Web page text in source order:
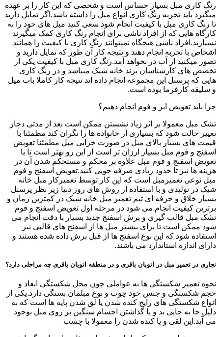
رنگ کاری مبل بسیار حساس است و شخصی که این کار را بر عهده
میگیرد باید تجربه رنگ کاری انواع مبل را داشته باشد.اگر تمایل دارید
تا رنگ کاری مبل با کیفیت انجام شود سعی کنید مبل های خود را به
کارگاه هایی که از افراد ناشی برای انجام رنگ کاری کمک میگیرند
نسپارید.افراد ناشی هیچگاه نمیتوانند رنگ کاری با کیفیت را همانند
اشخاص با تجربه انجام دهند و نتیجه کار آن طور که تمایل دارید و
تصور میکنید از آب در نخواهد آمد.رنگ کاری مبل با کیفیت یکی از
تخصص های کارشناسان برند خانه شیک میباشد و در رنگ کاری
هایی که پرسنل این مجموعه انجام داده اند نتیجه کار کاملا باب میل
و سلیقه کارفرما بوده است.
چرا باید تعویض ابر و فوم انجام دهیم؟
تشک مبل معمولا بر اثر زیاد نشستن ممکن است بعد از مدتی دچار
تغییر حالت شود که بسیاری از خانواده ها را نگران کند مطمئنا با
قیمت های بسیار بالای مبل در صورت خرابی مبل مطمئنا تعویض
اسفنج و فوم مبل بسیار ارزان تر است از این رو بهتر است تا با
تعویض اسفنج و فوم مبل علاوه بر محکم و مستحکم شدن آن در
هزینه ها نیز تا حدود زیادی صرفه جویی کنید.تعویض اسفنج و فوم
مبل نوعی تعمیرمبل است که این کار توسط تعمیرکار مبل خانه
شیک در تولیدی و با استفاده از روش های روز دنیا زیر نظر پرسنل
بسیار خلاق و حرفه ای تیم تعمیر مبل خانه شیک در کمترین زمان و
برترین کیفیت انجام می شود در مرحله اول تعویض اسفنج و فوم
تشک مبل قالب گیری و برش اسفنج جدید بسیار با دقت انجام می
شود ممکن است تا برای بیشتر مبل ها از اسفنج های قالبی نیز
استفاده شود که این نوع اسفنج ها از قبل برش داده شده هستند و
دارای اندازه استاندارد می باشند.
نجاری در تعمیر مبل در اتوبان باقری و در منطقه اتوبان باقری چه مراحلی دارد؟
نحوه تعمیر شکستگی ها به عواملی چون محل شکستگی ابعاد و
حجم شکستگی و جنس خود چوب و نوع مبلمان بستگی دارد.یکی از
انواع شکستگی های رایج کنده شدن یا لق شدن پایه ها است که به
دلیل جا به جایی بد و یا گذاشتن اجسام سنگین بر روی مبل بوجود
می آید.این لقی و یا کنده شدن را معمولا با چسب